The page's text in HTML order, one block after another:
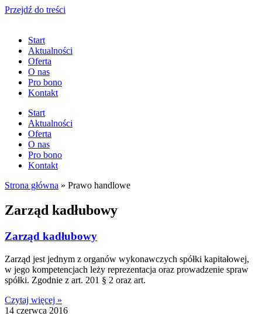
Przejdź do treści
Start
Aktualności
Oferta
O nas
Pro bono
Kontakt
Start
Aktualności
Oferta
O nas
Pro bono
Kontakt
Strona główna » Prawo handlowe
Zarząd kadłubowy
Zarząd kadłubowy
Zarząd jest jednym z organów wykonawczych spółki kapitałowej,
w jego kompetencjach leży reprezentacja oraz prowadzenie spraw
spółki. Zgodnie z art. 201 § 2 oraz art.
Czytaj więcej »
14 czerwca 2016